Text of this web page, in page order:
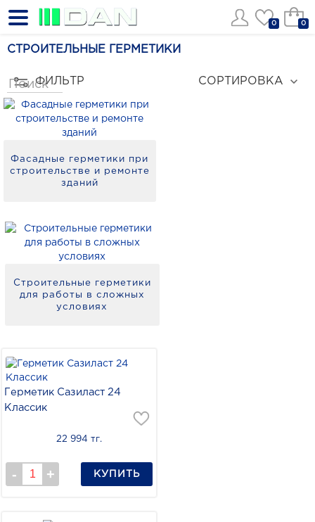
0 0
СТРОИТЕЛЬНЫЕ ГЕРМЕТИКИ
ФИЛЬТР СОРТИРОВКА
Фасадные герметики при
строительстве и ремонте
зданий
Строительные герметики
для работы в сложных
условиях
Герметик Сазиласт 24
Классик
22 994 тг.
КУПИТЬ